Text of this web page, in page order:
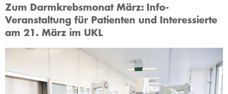
Zum Darmkrebsmonat März: Info-
Veranstaltung für Patienten und Interessierte
am 21. März im UKL